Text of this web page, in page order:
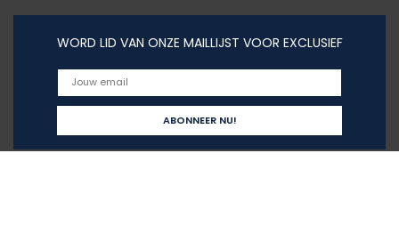
WORD LID VAN ONZE MAILLIJST VOOR EXCLUSIEF